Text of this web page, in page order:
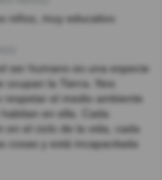
niños, muy educativo
ser humano es una especie
ocupan la Tierra. Nos
respetar el medio ambiente
en ella. Cada
en el ciclo de la vida, cada
cosas y está incapacitada